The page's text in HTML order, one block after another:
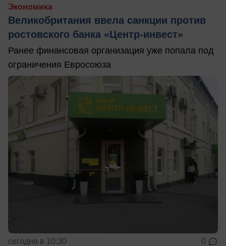
Экономика
Великобритания ввела санкции против
ростовского банка «Центр-инвест»
Ранее финансовая организация уже попала под
ограничения Евросоюза
сегодня в 10:30 0